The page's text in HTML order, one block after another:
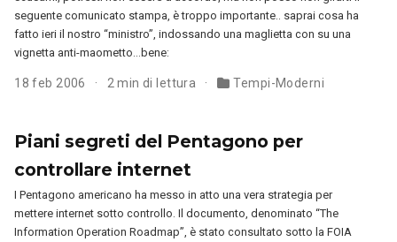
seguente comunicato stampa, è troppo importante.. saprai cosa ha
fatto ieri il nostro “ministro”, indossando una maglietta con su una
vignetta anti-maometto…bene:
18 feb 2006 2 min di lettura Tempi-Moderni
Piani segreti del Pentagono per
controllare internet
I Pentagono americano ha messo in atto una vera strategia per
mettere internet sotto controllo. Il documento, denominato “The
Information Operation Roadmap”, è stato consultato sotto la FOIA